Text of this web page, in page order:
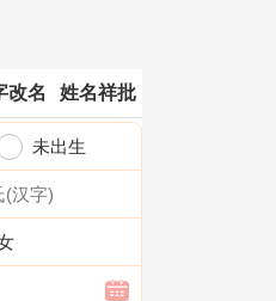
改名 姓名祥批
未出生